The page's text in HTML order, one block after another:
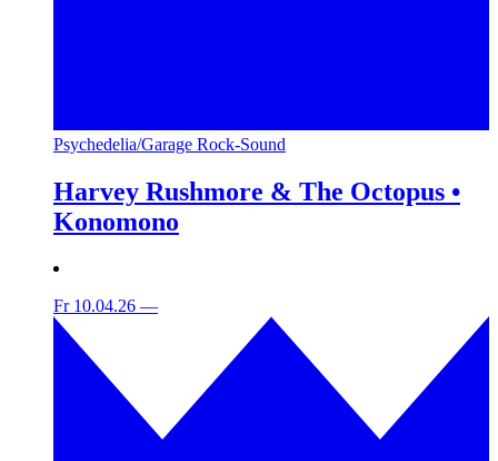
Psychedelia/Garage Rock-Sound
Harvey Rushmore & The Octopus •
Konomono
Fr 10.04.26 —